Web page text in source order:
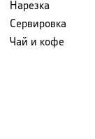
Нарезка
Сервировка
Чай и кофе